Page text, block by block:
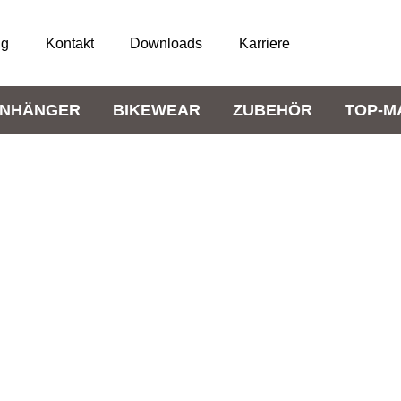
Kontakt Downloads Karriere
BIKEWEAR ZUBEHÖR TOP-